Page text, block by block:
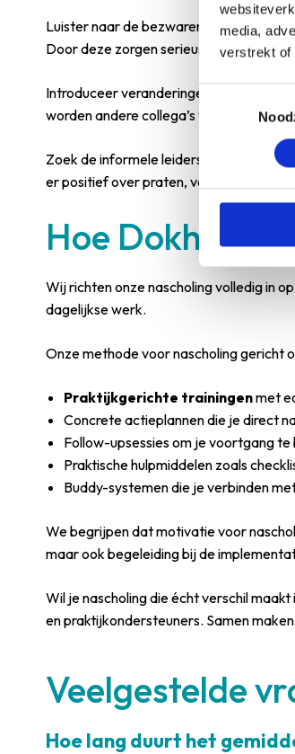
media,
verstrekt of
Luister naar de bezwaren van je
Door deze zorgen serieus te nemen en
Introduceer veranderingen stap voor
worden andere collega’s vaak vanzelf
Zoek de informele leiders in je team
er positief over praten, volgen anderen
Hoe Dokh
Wij richten onze nascholing volledig in
dagelijkse werk.
Onze methode voor nascholing gericht
Praktijkgerichte trainingenmet
Concrete actieplannen die je direct
Follow-upsessies om je voortgang
Praktische hulpmiddelen zoals
Buddy-systemen die je verbinden
We begrijpen dat motivatie voor
maar ook begeleiding bij de
Wil je nascholing die écht verschil
en praktijkondersteuners. Samen
Veelgestelde
Hoe lang duurt het